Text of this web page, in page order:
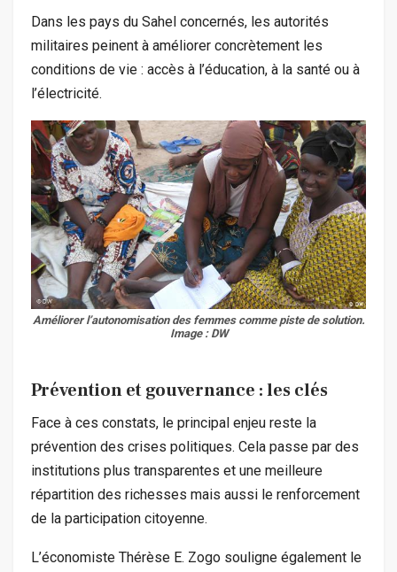
Dans les pays du Sahel concernés, les autorités
militaires peinent à améliorer concrètement les
conditions de vie : accès à l’éducation, à la santé ou à
l’électricité.
Améliorer l’autonomisation des femmes comme piste de solution.
Image : DW
Prévention et gouvernance : les clés
Face à ces constats, le principal enjeu reste la
prévention des crises politiques. Cela passe par des
institutions plus transparentes et une meilleure
répartition des richesses mais aussi le renforcement
de la participation citoyenne.
L’économiste Thérèse E. Zogo souligne également le